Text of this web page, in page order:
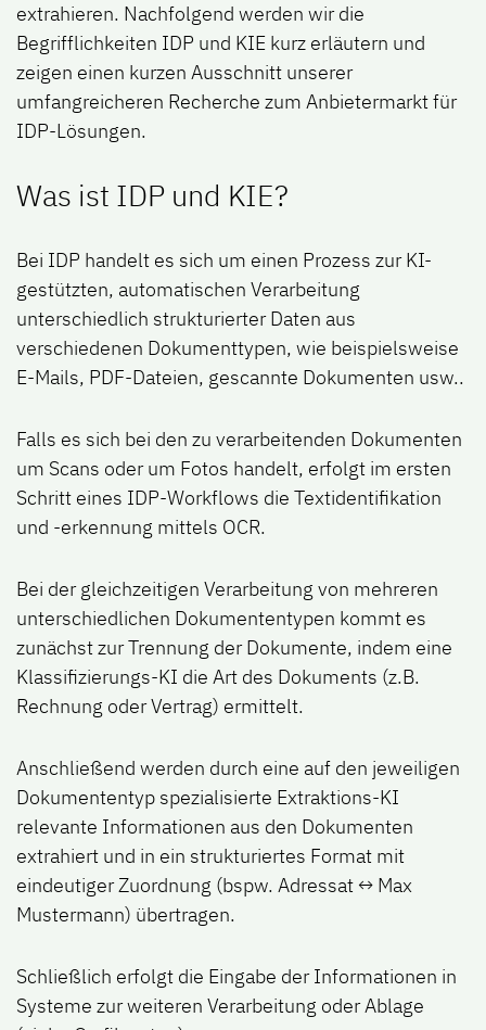
extrahieren. Nachfolgend werden wir die
Begrifflichkeiten IDP und KIE kurz erläutern und
zeigen einen kurzen Ausschnitt unserer
umfangreicheren Recherche zum Anbietermarkt für
IDP-Lösungen.
Was ist IDP und KIE?
Bei IDP handelt es sich um einen Prozess zur KI-
gestützten, automatischen Verarbeitung
unterschiedlich strukturierter Daten aus
verschiedenen Dokumenttypen, wie beispielsweise
E-Mails, PDF-Dateien, gescannte Dokumenten usw..
Falls es sich bei den zu verarbeitenden Dokumenten
um Scans oder um Fotos handelt, erfolgt im ersten
Schritt eines IDP-Workflows die Textidentifikation
und -erkennung mittels OCR.
Bei der gleichzeitigen Verarbeitung von mehreren
unterschiedlichen Dokumententypen kommt es
zunächst zur Trennung der Dokumente, indem eine
Klassifizierungs-KI die Art des Dokuments (z.B.
Rechnung oder Vertrag) ermittelt.
Anschließend werden durch eine auf den jeweiligen
Dokumententyp spezialisierte Extraktions-KI
relevante Informationen aus den Dokumenten
extrahiert und in ein strukturiertes Format mit
eindeutiger Zuordnung (bspw. Adressat ↔ Max
Mustermann) übertragen.
Schließlich erfolgt die Eingabe der Informationen in
Systeme zur weiteren Verarbeitung oder Ablage